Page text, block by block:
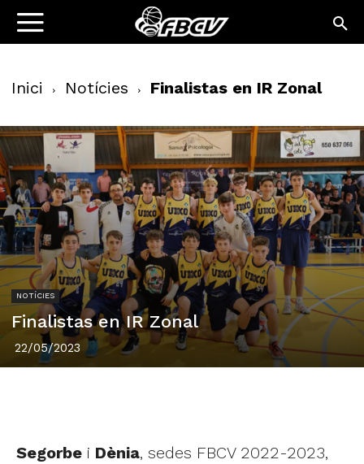
Inici Notícies Finalistas en IR Zonal
NOTÍCIES
Finalistas en IR Zonal
22/05/2023
Segorbe i Dènia, sedes FBCV 2022-2023,